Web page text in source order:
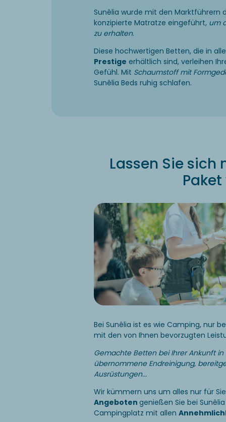
Sunêlia wurde mit den Marktführern
konzipierte Matratze eingeführt, um
zu erhalten.
Diese hochwertigen Betten, die in
Prestige erhältlich sind, verleihen
Gefühl. Mit Schaumstoff mit
Sunêlia Beds ruhig schlafen.
Lassen Sie
Bei Sunêlia ist es wie Camping, nur
mit den von Ihnen bevorzugten
Gemachte Betten bei Ihrer Ankunft
übernommene Endreinigung,
Ausrüstungen...
Wir kümmern uns um alles nur für
Angeboten genießen Sie bei
Campingplatz mit allen